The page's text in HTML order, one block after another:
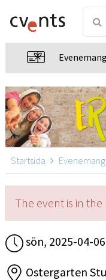
Evenemang
Startsida Evenemang
The event is in the
sön, 2025-04-06
Ostergarten